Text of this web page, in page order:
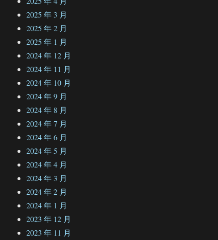
2025 年 3 月
2025 年 2 月
2025 年 1 月
2024 年 12 月
2024 年 11 月
2024 年 10 月
2024 年 9 月
2024 年 8 月
2024 年 7 月
2024 年 6 月
2024 年 5 月
2024 年 4 月
2024 年 3 月
2024 年 2 月
2024 年 1 月
2023 年 12 月
2023 年 11 月